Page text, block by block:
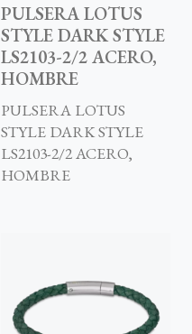
PULSERA LOTUS
STYLE DARK STYLE
LS2103-2/2 ACERO,
HOMBRE
PULSERA LOTUS
STYLE DARK STYLE
LS2103-2/2 ACERO,
HOMBRE